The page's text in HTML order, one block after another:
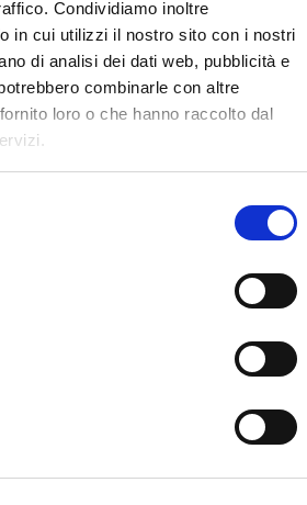
Condividiamo inoltre
in cui utilizzi il nostro sito con i nostri
di analisi dei dati web, pubblicità e
combinarle con altre
loro o che hanno raccolto dal
Funebri